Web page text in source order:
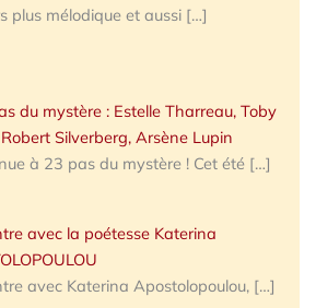
plus mélodique et aussi […]
du mystère : Estelle Tharreau, Toby
Silverberg, Arsène Lupin
à 23 pas du mystère ! Cet été […]
avec la poétesse Katerina
avec Katerina Apostolopoulou, […]